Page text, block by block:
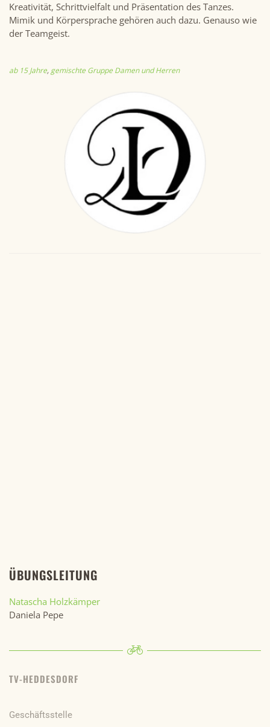
Kreativität, Schrittvielfalt und Präsentation des Tanzes.
Mimik und Körpersprache gehören auch dazu. Genauso wie
der Teamgeist.
ab 15 Jahre, gemischte Gruppe Damen und Herren
ÜBUNGSLEITUNG
Natascha Holzkämper
Daniela Pepe
TV-HEDDESDORF
Geschäftsstelle